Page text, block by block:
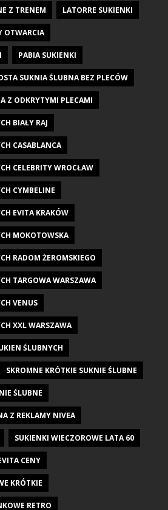
Z TRENEM LATORRE SUKIENKI
OTWARCIA
PABIA SUKIENKI
SUKNIA ŚLUBNA BEZ PLECÓW
Z ODKRYTYMI PLECAMI
BIAŁY RAJ
CASABLANCA
CELEBRITY WROCŁAW
CYMBELINE
EVITA KRAKÓW
MOKOTOWSKA
RADOM ŻEROMSKIEGO
TARGOWA WARSZAWA
VENUS
XXL WARSZAWA
ŚLUBNYCH
SKROMNE KRÓTKIE SUKNIE ŚLUBNE
ŚLUBNE
Z REKLAMY NIVEA
SUKIENKI WIECZOROWE LATA 60
CENY
KRÓTKIE
RETRO